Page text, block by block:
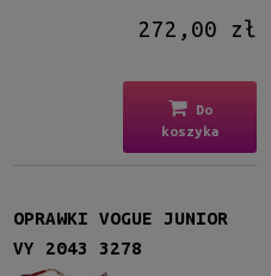
272,00 zł
Do
koszyka
OPRAWKI VOGUE JUNIOR
VY 2043 3278